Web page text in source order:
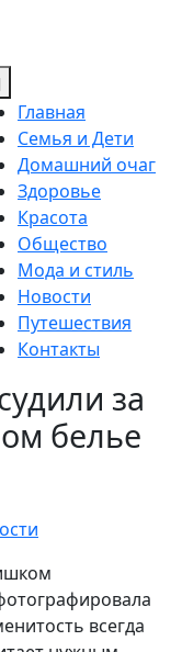
Главная
Семья и Дети
Домашний очаг
Здоровье
Красота
Общество
Мода и стиль
Новости
Путешествия
Контакты
за
белье
всегда